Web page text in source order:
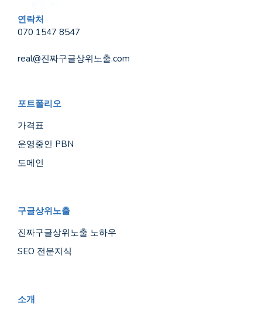
연락처
070 1547 8547
real@진짜구글상위노출.com
포트폴리오
가격표
운영중인 PBN
도메인
구글상위노출
진짜구글상위노출 노하우
SEO 전문지식
소개